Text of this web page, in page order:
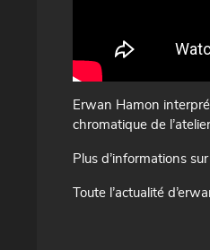
Erwan Hamon
chromatique de
Plus d’informations
Toute l’actualité